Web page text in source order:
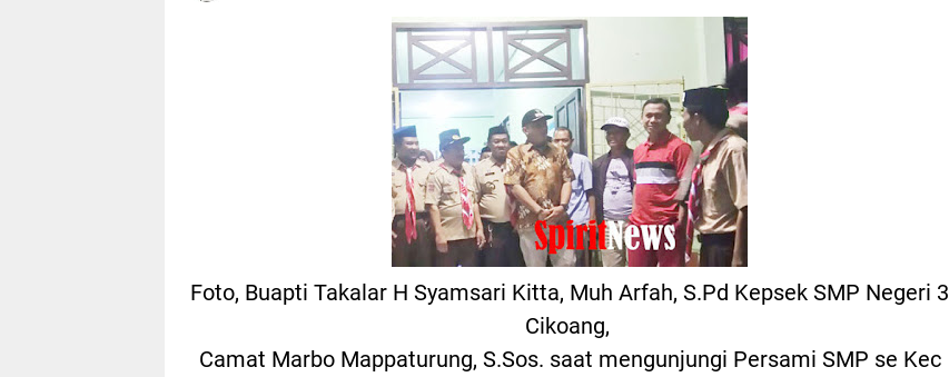
Foto, Buapti Takalar H Syamsari Kitta, Muh Arfah, S.Pd Kepsek SMP Negeri 3
Cikoang,
Camat Marbo Mappaturung, S.Sos. saat mengunjungi Persami SMP se Kec